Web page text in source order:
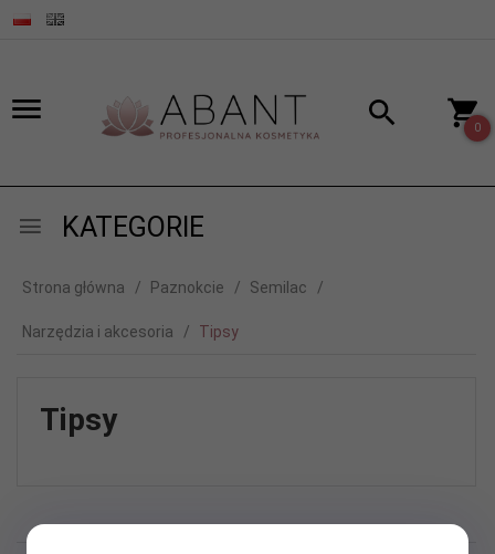
0
KATEGORIE
Strona główna Paznokcie Semilac
Narzędzia i akcesoria Tipsy
Tipsy